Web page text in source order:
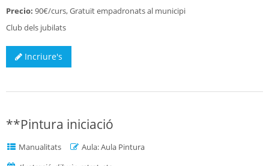
Precio: 90€/curs, Gratuït empadronats al municipi
Club dels jubilats
Incriure's
**Pintura iniciació
Manualitats
Aula: Aula Pintura